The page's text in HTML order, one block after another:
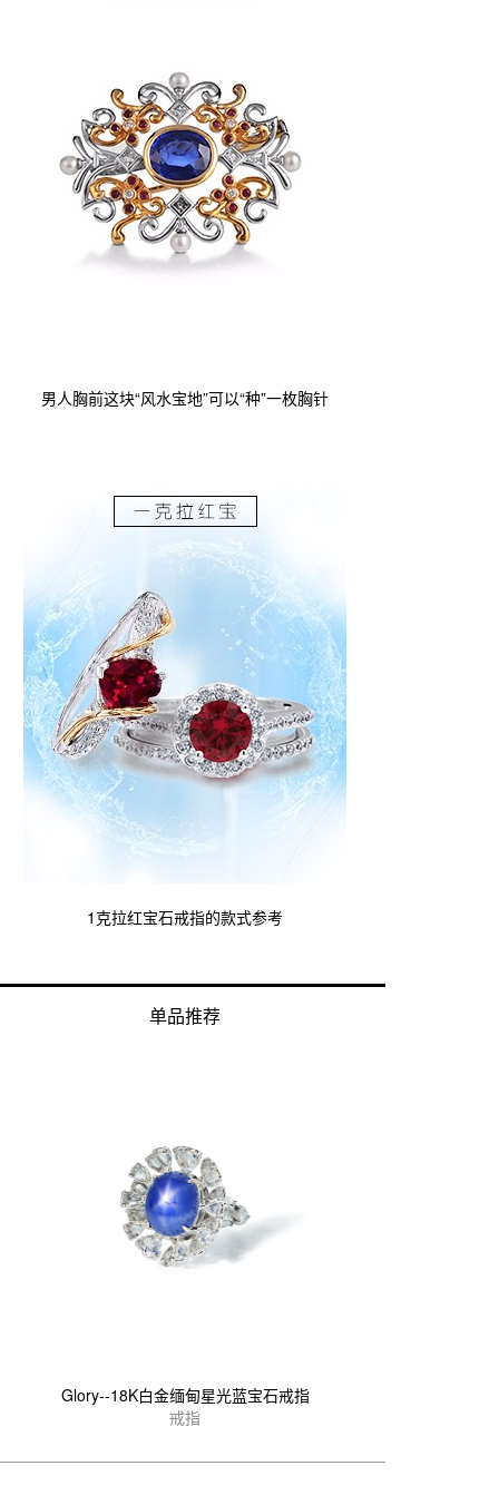
男人胸前这块“风水宝地”可以“种”一枚胸针
1克拉红宝石戒指的款式参考
单品推荐
Glory--18K白金缅甸星光蓝宝石戒指
戒指